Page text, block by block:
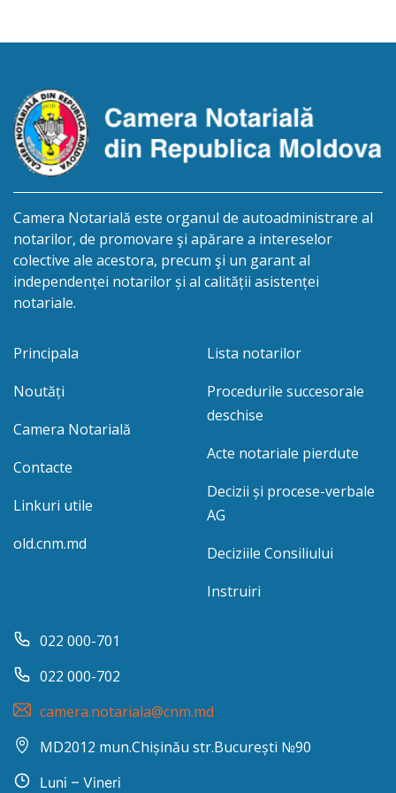
moștenitor este planificată în prealabil după data
2390 alin. […]
Camera Notarială este organul de autoadministrare al
notarilor, de promovare şi apărare a intereselor
colective ale acestora, precum şi un garant al
independenței notarilor și al calității asistenței
notariale.
Principala
Noutăți
Camera Notarială
Contacte
Linkuri utile
old.cnm.md
Lista notarilor
Procedurile succesorale
deschise
Acte notariale pierdute
Decizii și procese-verbale
AG
Deciziile Consiliului
Instruiri
022 000-701
022 000-702
camera.notariala@cnm.md
MD2012 mun.Chișinău str.București №90
Luni – Vineri